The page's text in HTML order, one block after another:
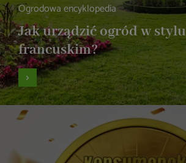
Ogrodowa encyklopedia
Jak urządzić ogród w stylu
francuskim?